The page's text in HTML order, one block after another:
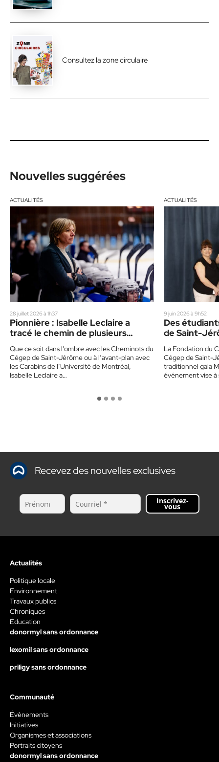
Consultez la zone circulaire
Nouvelles suggérées
ACTUALITÉS
28 juillet 2026 à 1h37
Pionnière : Isabelle Leclaire a
tracé le chemin de plusieurs
Que ce soit dans l’ombre avec les Cheminots du
Cégep de Saint-Jérôme ou à l’avant-plan avec
les Carabins de l’Université de Montréal,
Isabelle Leclaire a…
ACTUALITÉS
9 juin 2026 à 9h52
Des
de Saint-
La Fondation du
Cégep de Saint-
traditionnel gala
événement vise
Recevez des nouvelles exclusives
Inscrivez-
vous
Actualités
Politique locale
Environnement
Travaux publics
Chroniques
Éducation
donormyl sans ordonnance
lexomil sans ordonnance
priligy sans ordonnance
Communauté
Évènements
Initiatives
Organismes et associations
Portraits citoyens
donormyl sans ordonnance